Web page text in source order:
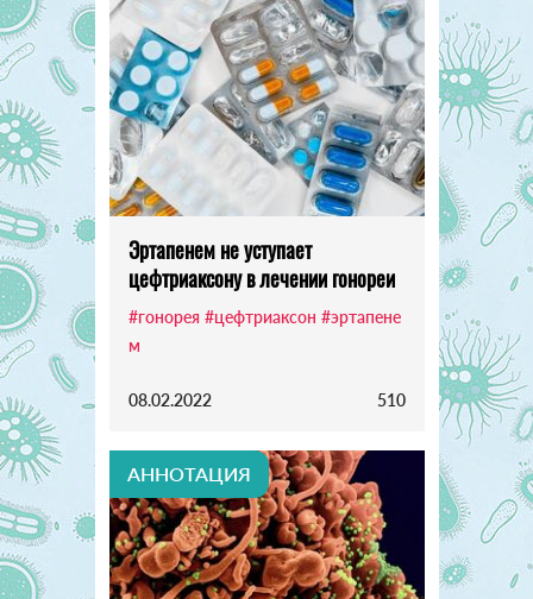
Эртапенем не уступает
цефтриаксону в лечении гонореи
#гонорея #цефтриаксон #эртапене
м
08.02.2022 510
АННОТАЦИЯ